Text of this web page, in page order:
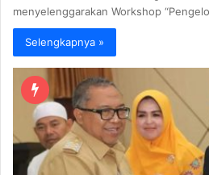
menyelenggarakan Workshop
Selengkapnya »